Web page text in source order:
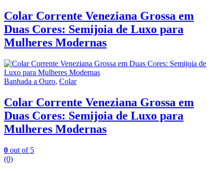
Colar Corrente Veneziana Grossa em
Duas Cores: Semijoia de Luxo para
Mulheres Modernas
Banhada a Ouro, Colar
Colar Corrente Veneziana Grossa em
Duas Cores: Semijoia de Luxo para
Mulheres Modernas
0 out of 5
(0)